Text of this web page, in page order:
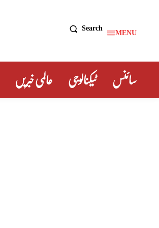
MENU
Search
سائنس ٹیکنالوجی عالمی خبریں